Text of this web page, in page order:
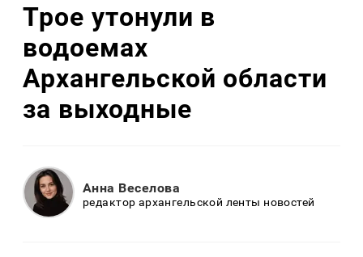
Трое утонули в
водоемах
Архангельской области
за выходные
Анна Веселова
редактор архангельской ленты новостей